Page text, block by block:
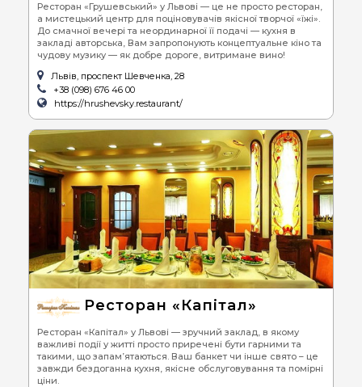
Ресторан «Грушевський» у Львові — це не просто ресторан,
а мистецький центр для поціновувачів якісної творчої «їжі».
До смачної вечері та неординарної її подачі — кухня в
закладі авторська, Вам запропонують концептуальне кіно та
чудову музику — як добре дороге, витримане вино!
Львів, проспект Шевченка, 28
+38 (098) 676 46 00
https://hrushevsky.restaurant/
Ресторан «Капітал»
Ресторан «Капітал» у Львові — зручний заклад, в якому
важливі події у житті просто приречені бути гарними та
такими, що запам’ятаються. Ваш банкет чи інше свято – це
завжди бездоганна кухня, якісне обслуговування та помірні
ціни.